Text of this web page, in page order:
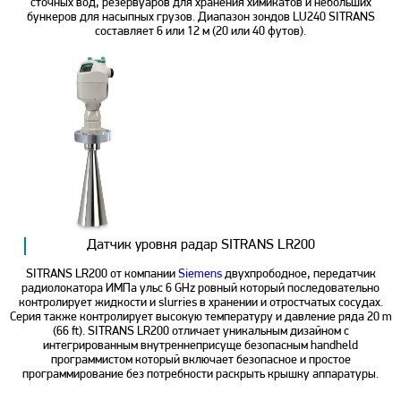
сточных вод, резервуаров для хранения химикатов и небольших
бункеров для насыпных грузов. Диапазон зондов LU240 SITRANS
составляет 6 или 12 м (20 или 40 футов).
Датчик уровня радар SITRANS LR200
SITRANS LR200 от компании Siemensдвухпрободное, передатчик
радиолокатора ИМПа ульс 6 GHz ровный который последовательно
контролирует жидкости и slurries в хранении и отростчатых сосудах.
Серия также контролирует высокую температуру и давление ряда 20 m
(66 ft). SITRANS LR200 отличает уникальным дизайном с
интегрированным внутреннеприсуще безопасным handheld
программистом который включает безопасное и простое
программирование без потребности раскрыть крышку аппаратуры.